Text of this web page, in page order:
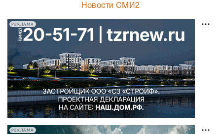
Новости СМИ2
РЕКЛАМА
РЕКЛАМА